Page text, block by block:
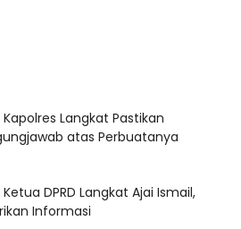
Langkat Pastikan
atas Perbuatanya
Ketua DPRD Langkat Ajai Ismail,
Informasi